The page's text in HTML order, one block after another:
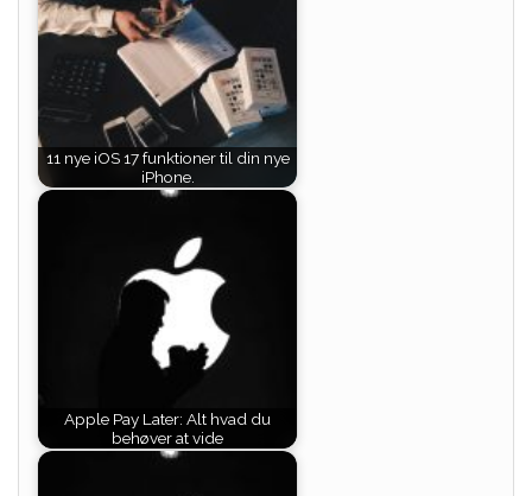
11 nye iOS 17 funktioner til din nye
iPhone.
Apple Pay Later: Alt hvad du
behøver at vide